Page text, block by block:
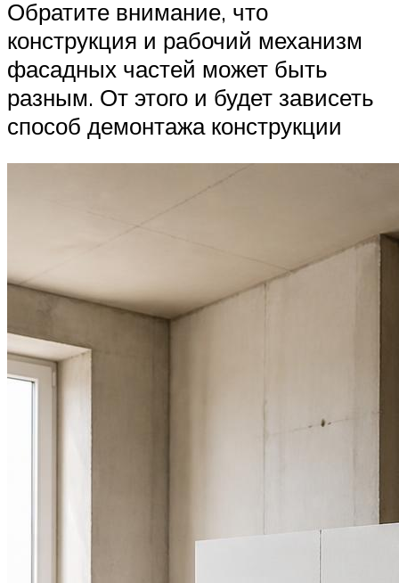
Обратите внимание, что
конструкция и рабочий механизм
фасадных частей может быть
разным. От этого и будет зависеть
способ демонтажа конструкции